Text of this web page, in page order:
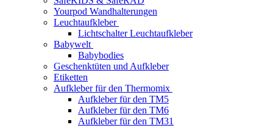
Yourpod Wandhalterungen
Leuchtaufkleber
Lichtschalter Leuchtaufkleber
Babywelt
Babybodies
Geschenktüten und Aufkleber
Etiketten
Aufkleber für den Thermomix
Aufkleber für den TM5
Aufkleber für den TM6
Aufkleber für den TM31